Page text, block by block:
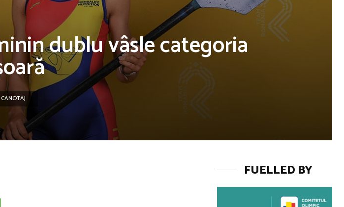
dublu vâsle categoria
CANOTAJ
FUELLED BY